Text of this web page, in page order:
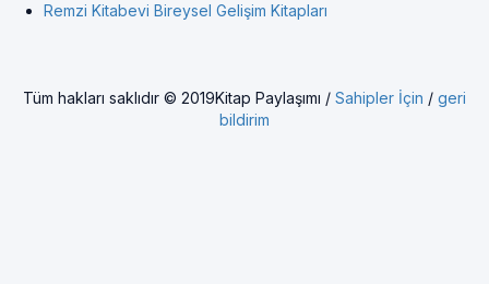
Remzi Kitabevi Bireysel Gelişim Kitapları
Tüm hakları saklıdır © 2019Kitap Paylaşımı / Sahipler İçin / geri
bildirim